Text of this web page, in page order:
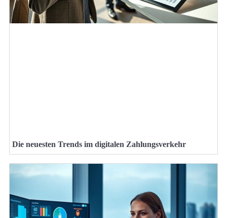
Die neuesten Trends im digitalen Zahlungsverkehr